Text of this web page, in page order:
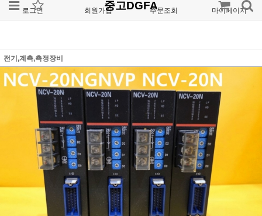
로그인 회원가입 주문조회 마이페이지
중고DGFA
전기,계측,측정장비